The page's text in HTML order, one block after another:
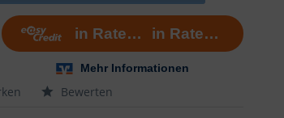
Bewerten